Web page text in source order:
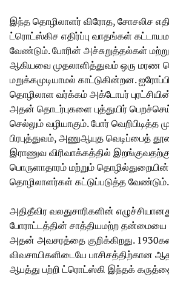
இந்த தொழிலாளர் விரோத, சோசலிச
ட்ரொட்ஸ்கிச எதிர்ப்பு வாதங்கள்
வேண்டும். போரின் அச்சுறுத்தல்கள்
ஆகியவை முதலாளித்துவம் ஒரு மரண
மறுக்கமுடியாமல் காட்டுகின்றன.
தொழிலாள வர்க்கம் அக்டோபர்
அதன் தொடர்புகளை புத்துயிர்
செல்லும் வழியாகும். போர் வெறிபிடித்த
பிரபுத்துவம், அணுஆயுத வெடிப்பைத்
இராணுவ விரிவாக்கத்தில்
பொருளாதாரம் மற்றும்
தொழிலாளர்கள் கட்டுப்படுத்த வேண்டும்.
அதிதீவிர வலதுசாரிகளின்
போராட்டத்தின் சாத்தியமற்ற தன்மையை
அதன் அவசரத்தை குறிக்கிறது.
விவசாயிகளிடையே பாசிசத்திற்கான
ஆபத்து பற்றி ட்ரொட்ஸ்கி இந்தக்